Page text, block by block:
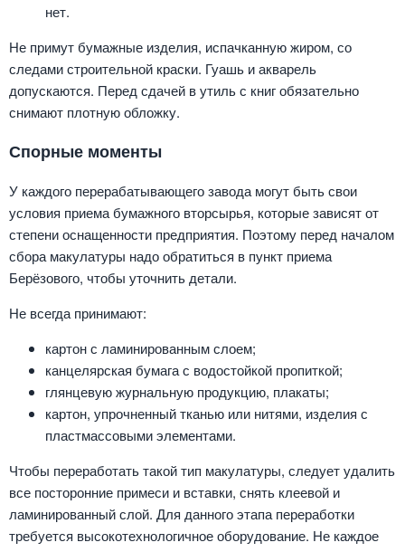
нет.
Не примут бумажные изделия, испачканную жиром, со
следами строительной краски. Гуашь и акварель
допускаются. Перед сдачей в утиль с книг обязательно
снимают плотную обложку.
Спорные моменты
У каждого перерабатывающего завода могут быть свои
условия приема бумажного вторсырья, которые зависят от
степени оснащенности предприятия. Поэтому перед началом
сбора макулатуры надо обратиться в пункт приема
Берёзового, чтобы уточнить детали.
Не всегда принимают:
картон с ламинированным слоем;
канцелярская бумага с водостойкой пропиткой;
глянцевую журнальную продукцию, плакаты;
картон, упрочненный тканью или нитями, изделия с
пластмассовыми элементами.
Чтобы переработать такой тип макулатуры, следует удалить
все посторонние примеси и вставки, снять клеевой и
ламинированный слой. Для данного этапа переработки
требуется высокотехнологичное оборудование. Не каждое